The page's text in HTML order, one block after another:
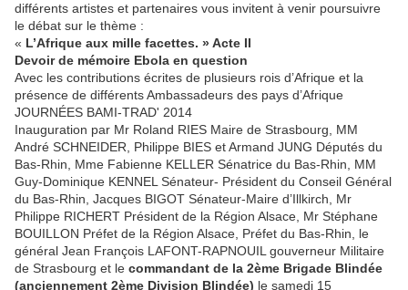
différents artistes et partenaires vous invitent à venir poursuivre
le débat sur le thème :
« L’Afrique aux mille facettes. » Acte II
Devoir de mémoire Ebola en question
Avec les contributions écrites de plusieurs rois d’Afrique et la
présence de différents Ambassadeurs des pays d’Afrique
JOURNÉES BAMI-TRAD' 2014
Inauguration par Mr Roland RIES Maire de Strasbourg, MM
André SCHNEIDER, Philippe BIES et Armand JUNG Députés du
Bas-Rhin, Mme Fabienne KELLER Sénatrice du Bas-Rhin, MM
Guy-Dominique KENNEL Sénateur- Président du Conseil Général
du Bas-Rhin, Jacques BIGOT Sénateur-Maire d’Illkirch, Mr
Philippe RICHERT Président de la Région Alsace, Mr Stéphane
BOUILLON Préfet de la Région Alsace, Préfet du Bas-Rhin, le
général Jean François LAFONT-RAPNOUIL gouverneur Militaire
de Strasbourg et le commandant de la 2ème Brigade Blindée
(anciennement 2ème Division Blindée) le samedi 15